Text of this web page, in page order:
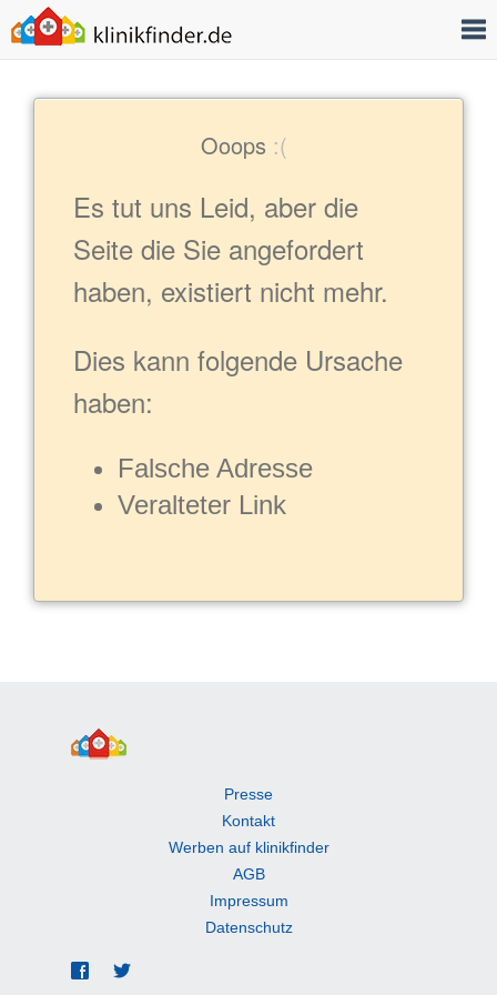
Ooops :(
Es tut uns Leid, aber die
Seite die Sie angefordert
haben, existiert nicht mehr.
Dies kann folgende Ursache
haben:
Falsche Adresse
Veralteter Link
Presse
Kontakt
Werben auf klinikfinder
AGB
Impressum
Datenschutz